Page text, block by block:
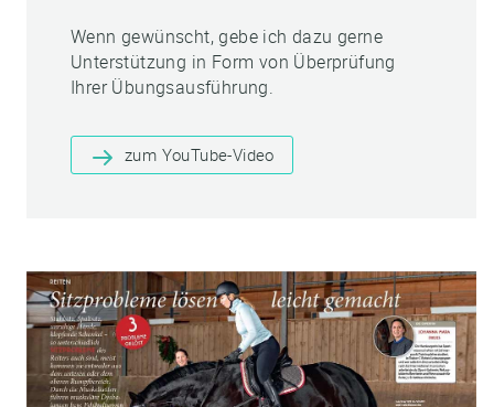
Wenn gewünscht, gebe ich dazu gerne
Unterstützung in Form von Überprüfung
Ihrer Übungsausführung.
zum YouTube-Video